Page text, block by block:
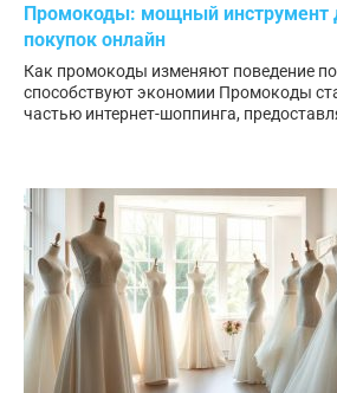
Промокоды: мощный инструмент
покупок онлайн
Как промокоды изменяют поведение
способствуют экономии Промокоды
частью интернет-шоппинга,